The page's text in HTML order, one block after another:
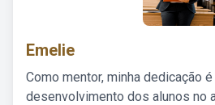
Emelie
Como mentor, minha dedicação
desenvolvimento dos alunos no